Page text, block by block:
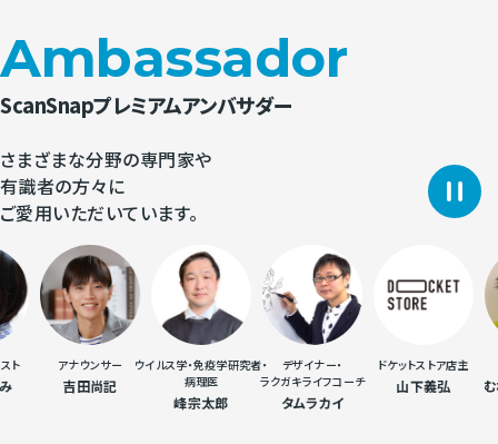
Ambassador
ScanSnapプレミアムアンバサダー
さまざまな分野の専門家や
有識者の方々に
ご愛用いただいています。
アナウンサー
吉田尚記
ウイルス学・免疫学研究者・
病理医
峰宗太郎
デザイナー・
ラクガキライフコーチ
タムラカイ
ドケットストア店主
山下義弘 むね